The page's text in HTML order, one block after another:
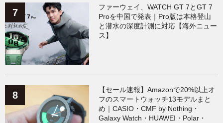
ファーウェイ、WATCH GT 7とGT 7
Proを中国で発表｜Pro版は本格登山
と潜水の深度計測に対応【海外ニュー
ス】
【セール速報】Amazonで20%以上オ
フのスマートウォッチ13モデルまと
め｜CASIO・CMF by Nothing・
Galaxy Watch・HUAWEI・Polar・